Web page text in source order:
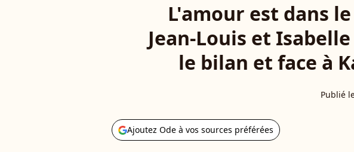
L'amour est dans
Jean-Louis et
le bilan et face à
Publié
Ajoutez Ode à vos sources préférées